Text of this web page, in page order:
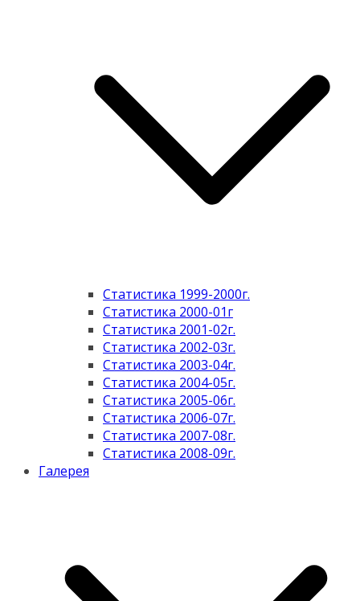
Статистика 1999-2000г.
Статистика 2000-01г
Статистика 2001-02г.
Статистика 2002-03г.
Статистика 2003-04г.
Статистика 2004-05г.
Статистика 2005-06г.
Статистика 2006-07г.
Статистика 2007-08г.
Статистика 2008-09г.
Галерея